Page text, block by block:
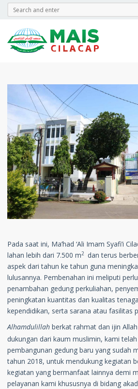
Pada saat ini, Ma’had ‘Ali Imam Syafi’i
lahan lebih dari 7.500 m2 dan terus
aspek dari tahun ke tahun guna
lulusannya. Pembenahan ini meliputi
penambahan gedung perkuliahan,
peningkatan kuantitas dan kualitas
kependidikan, serta sarana atau fasilitas
Alhamdulillah berkat rahmat dan ijin Allah
dukungan dari kaum muslimin, kami
pembangunan gedung baru yang sudah
tahun 2018, untuk mendukung kegiatan
kegiatan yang bermanfaat lainnya demi
pelayanan kami khususnya di bidang